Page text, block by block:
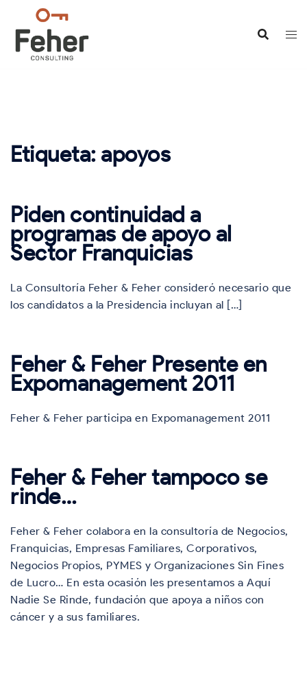
contenido
Etiqueta: apoyos
Piden continuidad a
programas de apoyo al
Sector Franquicias
La Consultoría Feher & Feher consideró necesario que
los candidatos a la Presidencia incluyan al […]
Feher & Feher Presente en
Expomanagement 2011
Feher & Feher participa en Expomanagement 2011
Feher & Feher tampoco se
rinde…
Feher & Feher colabora en la consultoría de Negocios,
Franquicias, Empresas Familiares, Corporativos,
Negocios Propios, PYMES y Organizaciones Sin Fines
de Lucro… En esta ocasión les presentamos a Aquí
Nadie Se Rinde, fundación que apoya a niños con
cáncer y a sus familiares.